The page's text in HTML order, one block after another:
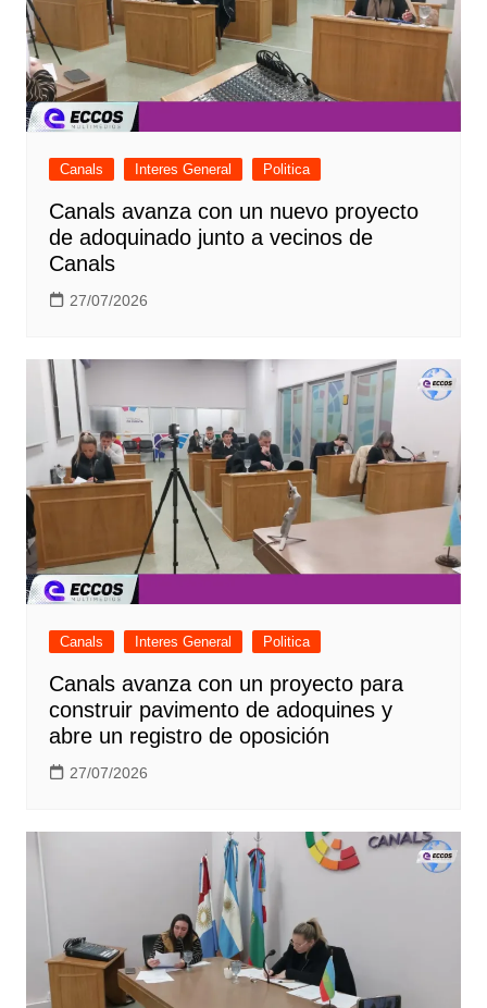
Canals Interes General Politica
Canals avanza con un nuevo proyecto
de adoquinado junto a vecinos de
Canals
27/07/2026
Canals Interes General Politica
Canals avanza con un proyecto para
construir pavimento de adoquines y
abre un registro de oposición
27/07/2026